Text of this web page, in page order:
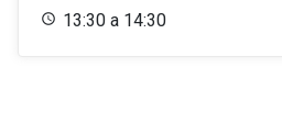
13:30 a 14:30